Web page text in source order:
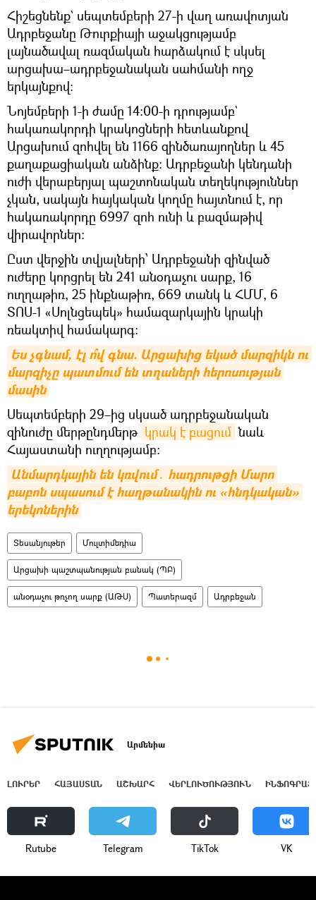
Հիշեցնենք` սեպտեմբերի 27-ի վաղ առավոտյան
Ադրբեջանը Թուրքիայի աջակցությամբ
լայնածավալ ռազմական հարձակում է սկսել
արցախա–ադրբեջանական սահմանի ողջ
երկայնքով։
Նոյեմբերի 1-ի ժամը 14։00-ի դրությամբ`
հակառակորդի կրակոցների հետևանքով
Արցախում զոհվել են 1166 զինծառայողներ և 45
քաղաքացիական անձինք։ Ադրբեջանի կենդանի
ուժի վերաբերյալ պաշտոնական տեղեկություններ
չկան, սակայն հայկական կողմը հայտնում է, որ
հակառակորդը 6997 զոհ ունի և բազմաթիվ
վիրավորներ։
Ըստ վերջին տվյալների՝ Ադրբեջանի զինված
ուժերը կորցրել են 241 անօդաչու սարք, 16
ուղղաթիռ, 25 ինքնաթիռ, 669 տանկ և ՀՄՄ, 6
ՏՈՍ-1 «Սոլնցեպեկ» համազարկային կրակի
ռեակտիվ համակարգ:
Ես չգնամ, էլ ո՞վ գնա. Արցախից եկած մարզիկն ու
մարզիչը պատմում են տղաների հերոսության
մասին
Սեպտեմբերի 29–ից սկսած ադրբեջանական
զինուժը մերթընդմերթ կրակ է բացում նաև
Հայաստանի ուղղությամբ։
Անմարդկային են կռվում․ հադրութցի Մարո
բաբոն սպասում է հաղթանակին ու «հնդկական»
երեկոներին
Տեսանյութեր Մուլտիմեդիա
Արցախի պաշտպանության բանակ (ՊԲ)
անօդաչու թռչող սարք (ԱԹՍ) Պատերազմ Ադրբեջան
Արմենիա
ԼՈՒՐԵՐ ՀԱՅԱՍՏԱՆ ԱՇԽԱՐՀ ՎԵՐԼՈՒԾՈՒԹՅՈՒՆ
Rutube Telegram ТikТоk VK